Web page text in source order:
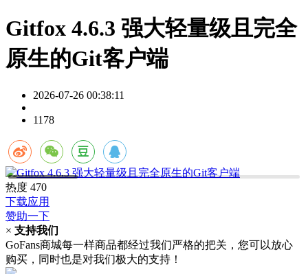
Gitfox 4.6.3 强大轻量级且完全
原生的Git客户端
2026-07-26 00:38:11
1178
热度 470
下载应用
赞助一下
× 支持我们
GoFans商城每一样商品都经过我们严格的把关，您可以放心
购买，同时也是对我们极大的支持！